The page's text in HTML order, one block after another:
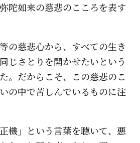
陀如来の慈悲のこころを表す
の慈悲心から、すべての生き
じさとりを開かせたいという
。だからこそ、この慈悲のこ
の中で苦しんでいるものに注
機」という言葉を聴いて、悪